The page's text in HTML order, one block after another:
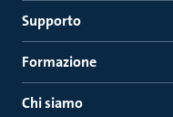
Supporto
Formazione
Chi siamo